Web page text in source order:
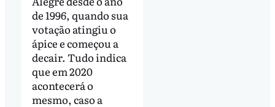
de 1996, quando sua
votação atingiu o
ápice e começou a
decair. Tudo indica
que em 2020
acontecerá o
mesmo, caso a